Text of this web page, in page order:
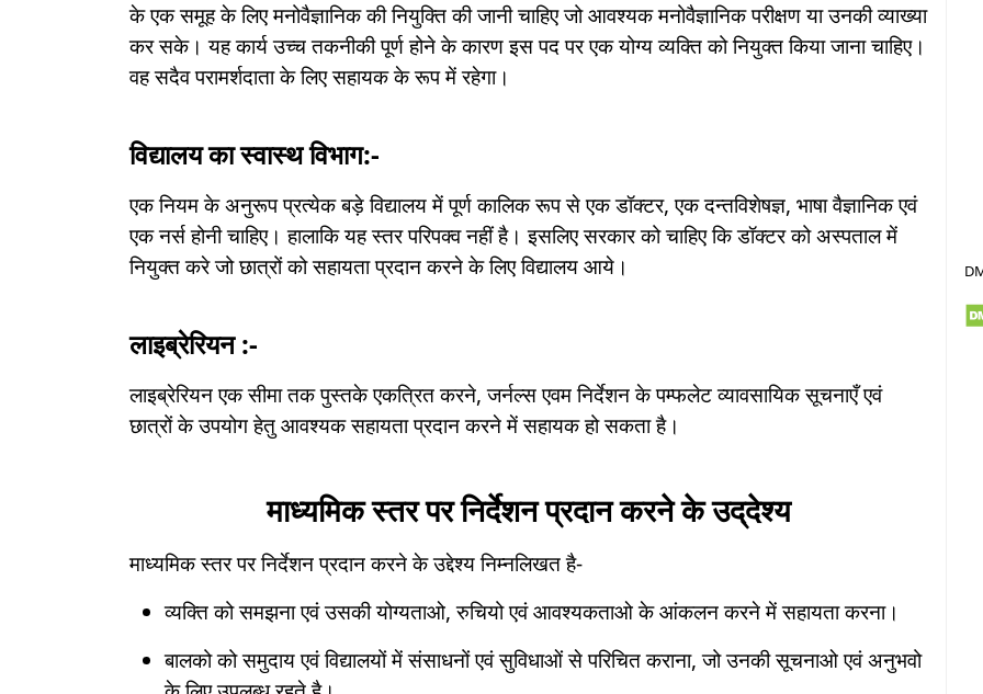
के एक समूह के लिए मनोवैज्ञानिक की नियुक्ति की जानी चाहिए जो आवश्यक मनोवैज्ञानिक परीक्षण या उनकी व्याख्या
कर सके। यह कार्य उच्च तकनीकी पूर्ण होने के कारण इस पद पर एक योग्य व्यक्ति को नियुक्त किया जाना चाहिए।
वह सदैव परामर्शदाता के लिए सहायक के रूप में रहेगा।
विद्यालय का स्वास्थ विभाग:-
एक नियम के अनुरूप प्रत्येक बड़े विद्यालय में पूर्ण कालिक रूप से एक डॉक्टर, एक दन्तविशेषज्ञ, भाषा वैज्ञानिक एवं
एक नर्स होनी चाहिए। हालाकि यह स्तर परिपक्व नहीं है। इसलिए सरकार को चाहिए कि डॉक्टर को अस्पताल में
नियुक्त करे जो छात्रों को सहायता प्रदान करने के लिए विद्यालय आये।
लाइब्रेरियन :-
लाइब्रेरियन एक सीमा तक पुस्तके एकत्रित करने, जर्नल्स एवम निर्देशन के पम्फलेट व्यावसायिक सूचनाएँ एवं
छात्रों के उपयोग हेतु आवश्यक सहायता प्रदान करने में सहायक हो सकता है।
माध्यमिक स्तर पर निर्देशन प्रदान करने के उद्‌देश्य
माध्यमिक स्तर पर निर्देशन प्रदान करने के उद्देश्य निम्नलिखत है-
व्यक्ति को समझना एवं उसकी योग्यताओ, रुचियो एवं आवश्यकताओ के आंकलन करने में सहायता करना।
बालको को समुदाय एवं विद्यालयों में संसाधनों एवं सुविधाओं से परिचित कराना, जो उनकी सूचनाओ एवं अनुभवो